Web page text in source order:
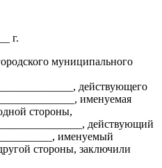
г.
муниципального
действующего
именуемая
стороны,
действующий
именуемый
стороны, заключили